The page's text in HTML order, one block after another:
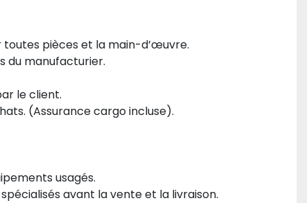
toutes pièces et la main-d’œuvre.
du manufacturier.
le client.
(Assurance cargo incluse).
usagés.
avant la vente et la livraison.